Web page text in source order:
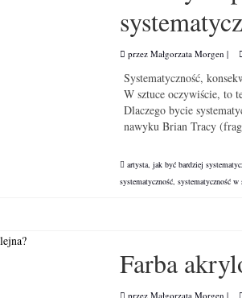
przezMałgorzata Morgen |
Systematyczność,
W sztuce oczywiście, to
Dlaczego bycie
nawyku Brian Tracy
artysta,jak być bardziej
systematyczność,systematyczność w
Farba
przezMałgorzata Morgen |